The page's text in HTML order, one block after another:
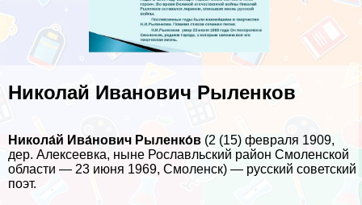
Николай Иванович Рыленков
Никола́й Ива́нович Рыленко́в (2 (15) февраля 1909,
дер. Алексеевка, ныне Рославльский район Смоленской
области — 23 июня 1969, Смоленск) — русский советский
поэт.